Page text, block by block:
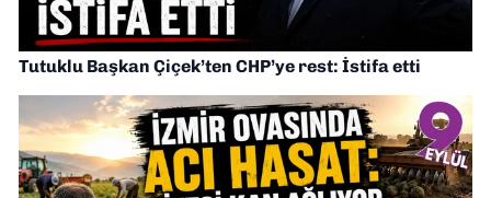
Tutuklu Başkan Çiçek’ten CHP’ye rest: İstifa etti